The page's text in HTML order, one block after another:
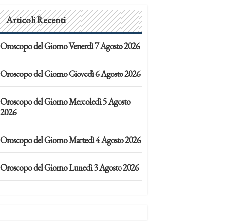
Articoli Recenti
Oroscopo del Giorno Venerdì 7 Agosto 2026
Oroscopo del Giorno Giovedì 6 Agosto 2026
Oroscopo del Giorno Mercoledì 5 Agosto
2026
Oroscopo del Giorno Martedì 4 Agosto 2026
Oroscopo del Giorno Lunedì 3 Agosto 2026